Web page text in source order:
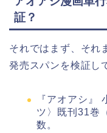
証？
それではまず、それ
発売スパンを検証し
『アオアシ』
ツ〉既刊31巻
数。